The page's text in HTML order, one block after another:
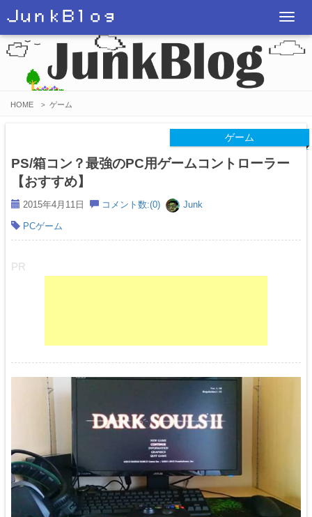
ＪｕｎｋＢｌｏｇ
T
o
g
HOME > ゲーム
ゲーム
PS/箱コン？最強のPC用ゲームコントローラー
【おすすめ】
2015年4月11日 コメント数:(0) Junk
PCゲーム
PR